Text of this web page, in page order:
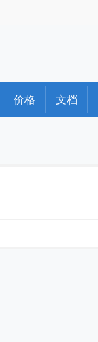
价格 文档